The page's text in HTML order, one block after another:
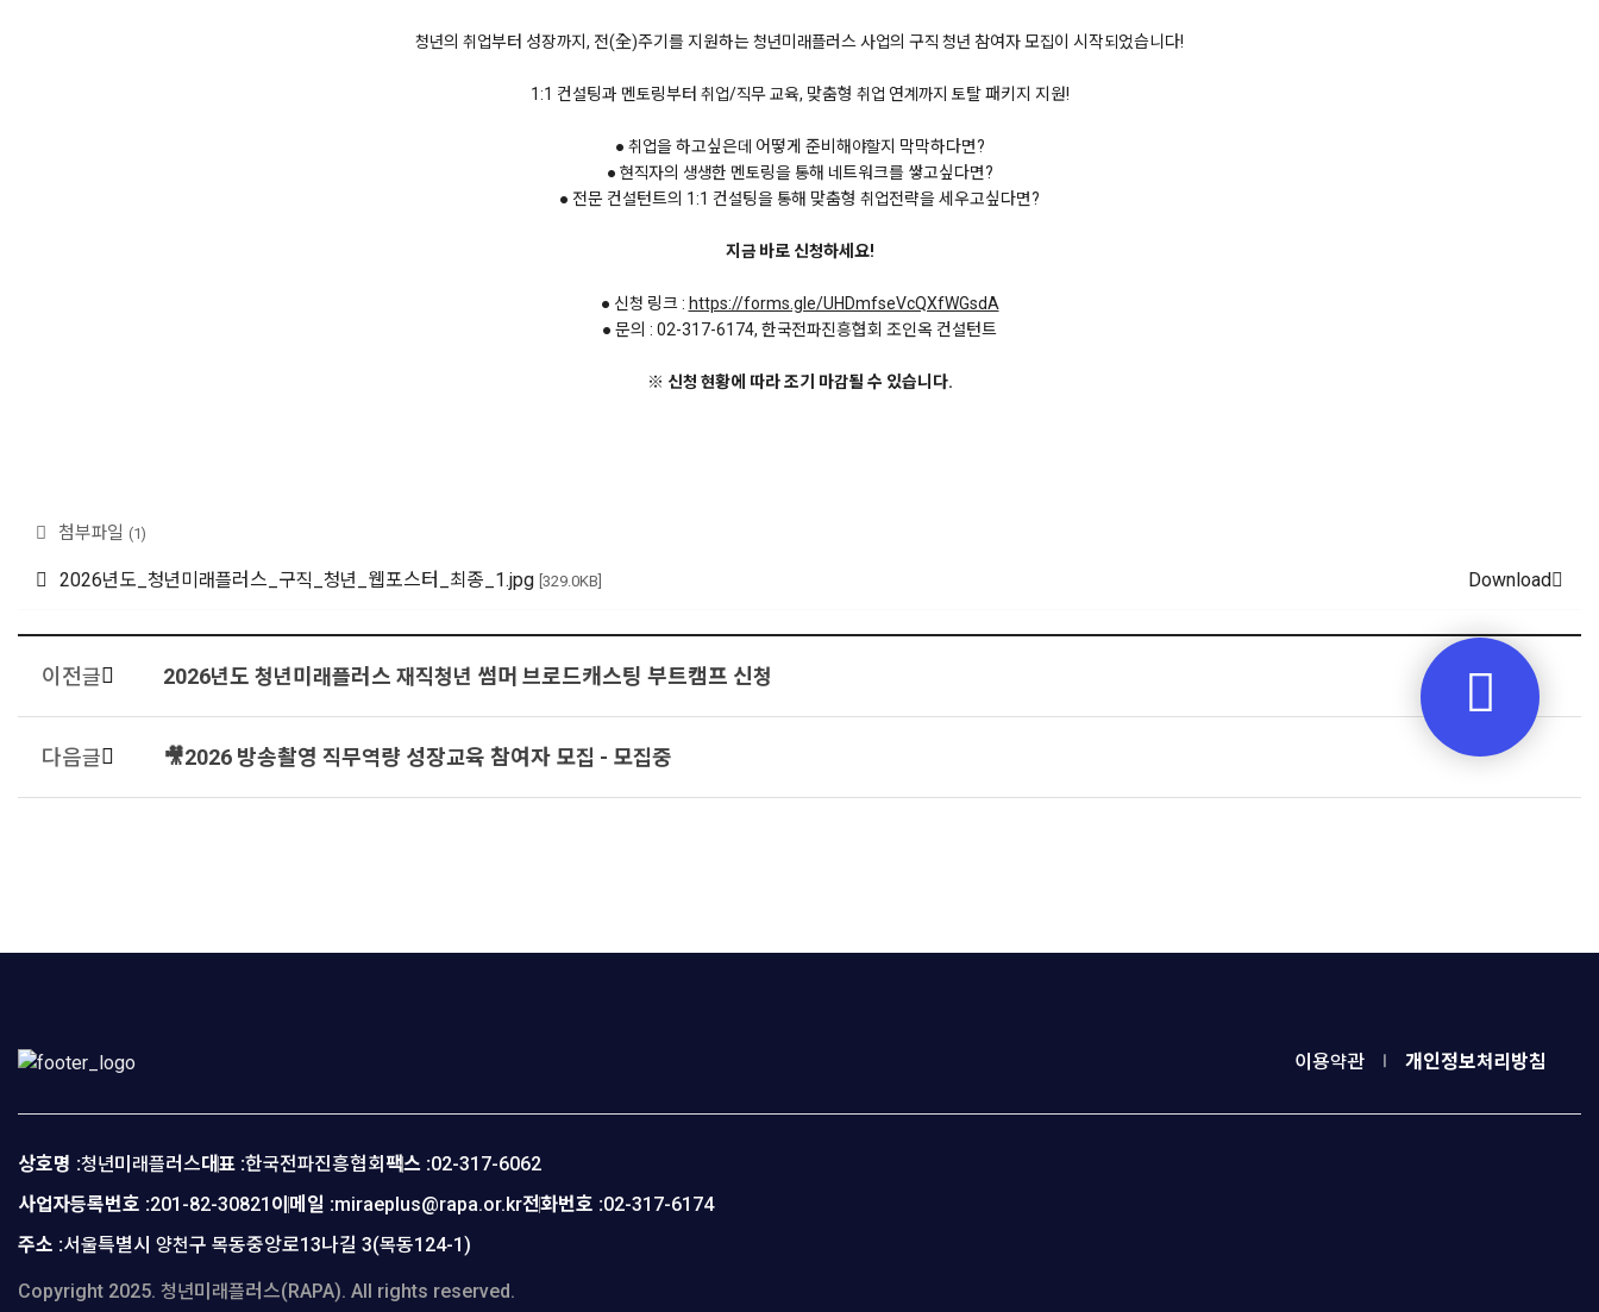
청년의 취업부터 성장까지, 전(全)주기를 지원하는 청년미래플러스 사업의 구직 청년 참여자 모집이 시작되었습니다!
1:1 컨설팅과 멘토링부터 취업/직무 교육, 맞춤형 취업 연계까지 토탈 패키지 지원!
● 취업을 하고싶은데 어떻게 준비해야할지 막막하다면?
● 현직자의 생생한 멘토링을 통해 네트워크를 쌓고싶다면?
● 전문 컨설턴트의 1:1 컨설팅을 통해 맞춤형 취업전략을 세우고싶다면?
지금 바로 신청하세요!
● 신청 링크 : https://forms.gle/UHDmfseVcQXfWGsdA
● 문의 : 02-317-6174, 한국전파진흥협회 조인옥 컨설턴트
※ 신청 현황에 따라 조기 마감될 수 있습니다.
첨부파일 (1)
2026년도_청년미래플러스_구직_청년_웹포스터_최종_1.jpg [329.0KB] Download
이전글 2026년도 청년미래플러스 재직청년 썸머 브로드캐스팅 부트캠프 신청
다음글 🎥2026 방송촬영 직무역량 성장교육 참여자 모집 - 모집중
이용약관 개인정보처리방침
상호명 :청년미래플러스대표 :한국전파진흥협회 팩스 :02-317-6062
사업자등록번호 :201-82-30821 이메일 :miraeplus@rapa.or.kr전화번호 :02-317-6174
주소 :서울특별시 양천구 목동중앙로13나길 3(목동124-1)
Copyright 2025. 청년미래플러스(RAPA). All rights reserved.